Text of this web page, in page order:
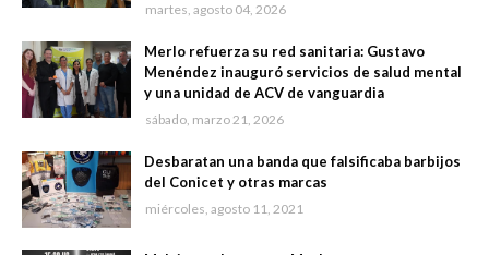
martes, agosto 04, 2026
Merlo refuerza su red sanitaria: Gustavo
Menéndez inauguró servicios de salud mental
y una unidad de ACV de vanguardia
sábado, marzo 21, 2026
Desbaratan una banda que falsificaba barbijos
del Conicet y otras marcas
miércoles, agosto 11, 2021